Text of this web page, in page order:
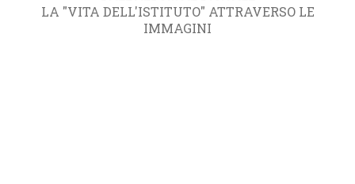
LA "VITA DELL'ISTITUTO" ATTRAVERSO LE
IMMAGINI